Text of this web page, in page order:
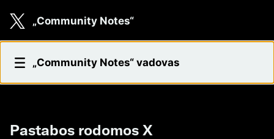
„Community Notes“
Pastabos rodomos X
„Community Notes“ vadovas
Pastabos rodomos X